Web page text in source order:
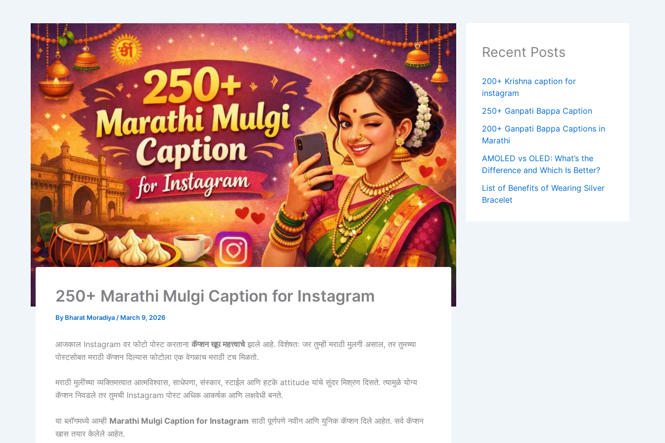
250+ Marathi Mulgi Caption for Instagram
By Bharat Moradiya / March 9, 2026
आजकाल Instagram वर फोटो पोस्ट करताना कॅप्शन खूप महत्त्वाचेझाले आहे. विशेषतः जर तुम्ही मराठी मुलगी असाल, तर तुमच्या
पोस्टसोबत मराठी कॅप्शन दिल्यास फोटोला एक वेगळाच मराठी टच मिळतो.
मराठी मुलींच्या व्यक्तिमत्त्वात आत्मविश्वास, साधेपणा, संस्कार, स्टाईल आणि हटके attitude यांचे सुंदर मिश्रण दिसते. त्यामुळे योग्य
कॅप्शन निवडले तर तुमची Instagram पोस्ट अधिक आकर्षक आणि लक्षवेधी बनते.
या ब्लॉगमध्ये आम्ही Marathi Mulgi Caption for Instagram साठी पूर्णपणे नवीन आणि युनिक कॅप्शन दिले आहेत. सर्व कॅप्शन
खास तयार केलेले आहेत.
Recent Posts
200+ Krishna caption for
instagram
250+ Ganpati Bappa Caption
200+ Ganpati Bappa Captions in
Marathi
AMOLED vs OLED: What’s the
Difference and Which Is Better?
List of Benefits of Wearing Silver
Bracelet